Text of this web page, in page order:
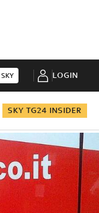
SKY LOGIN
SKY TG24 INSIDER